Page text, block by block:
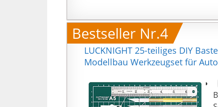
Bestseller Nr.4
LUCKNIGHT 25-teiliges DIY
Modellbau Werkzeugset für